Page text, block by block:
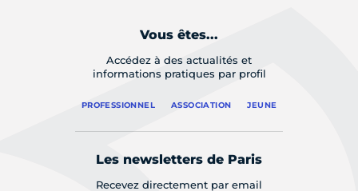
Vous êtes...
Accédez à des actualités et
informations pratiques par profil
PROFESSIONNEL ASSOCIATION JEUNE
Les newsletters de Paris
Recevez directement par email